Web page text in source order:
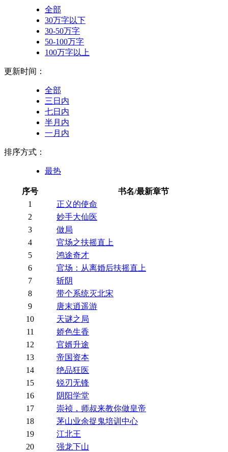
全部
30万字以下
30-50万字
50-100万字
100万字以上
更新时间：
全部
三日内
七日内
半月内
一月内
排序方式：
最热
序号
书名/最新章节
1
正义的使命
2
妙手大仙医
3
做局
4
官场之扶摇直上
5
鸿途奇才
6
官场：从离婚后扶摇直上
7
斩阴
8
带个系统灭北宋
9
唐末逍遥游
10
天谜之局
11
娇色生香
12
官婿升途
13
帝国资本
14
绝品狂医
15
锐刃无锋
16
阴阳学堂
17
崇祯，师叔来教你做皇帝
18
茅山业余捉鬼培训中心
19
江北王
20
强龙下山